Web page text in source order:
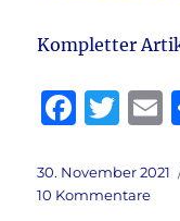
Kompletter
F
c
T
it
Veröffentlicht
am
30. November 2021
10 Kommentarezu